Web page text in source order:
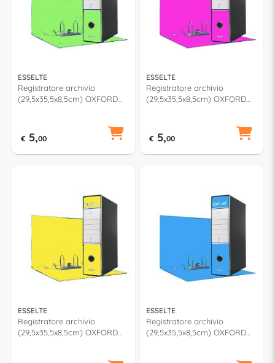
ESSELTE
Registratore archivio
(29,5x35,5x8,5cm) OXFORD
€ 5,00
ESSELTE
Registratore archivio
(29,5x35,5x8,5cm) OXFORD
€ 5,00
ESSELTE
Registratore archivio
(29,5x35,5x8,5cm) OXFORD
ESSELTE
Registratore archivio
(29,5x35,5x8,5cm) OXFORD